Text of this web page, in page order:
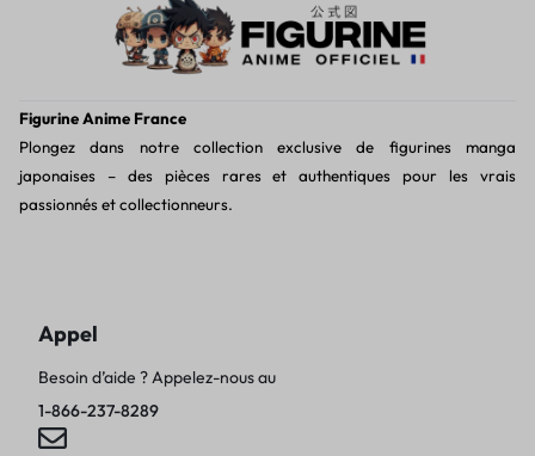
Figurine Anime France
Plongez dans notre collection exclusive de figurines manga
japonaises – des pièces rares et authentiques pour les vrais
passionnés et collectionneurs.
Appel
Besoin d’aide ? Appelez-nous au
1-866-237-8289